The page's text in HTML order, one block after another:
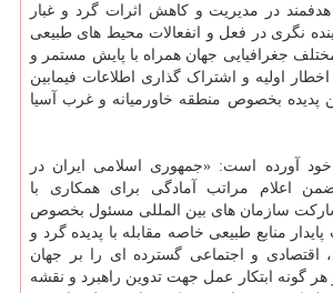
در مدیریت و کاهش اثرات گرد و ‏غبار
نگری در فعل و انفعالات محیط های طبیعی
جغرافیایی جهان ‏همراه با ‏پایش مستمر و
اولیه و اشتراک گذاری اطلاعات فیمابین
‏پدیده بخصوص ‏منطقه خاورمیانه و ‏غرب آسیا
‎تداوم‎ ‎این‎ ‎روند، ‎ ‎ضمن‎ ‎اعلام‎ ‎مراتب‎ ‎آمادگی‎ ‎برای همکاری با
‏‏سازمان های بین المللی مسئول بخصوص
منابع طبیعی خاصه مقابله با پدیده ‏گرد و
‏اقتصادی و اجتماعی گسترده ای را بر جهان
گونه ابتکار عمل ‏جهت تدوین راهبرد و ‏نقشه